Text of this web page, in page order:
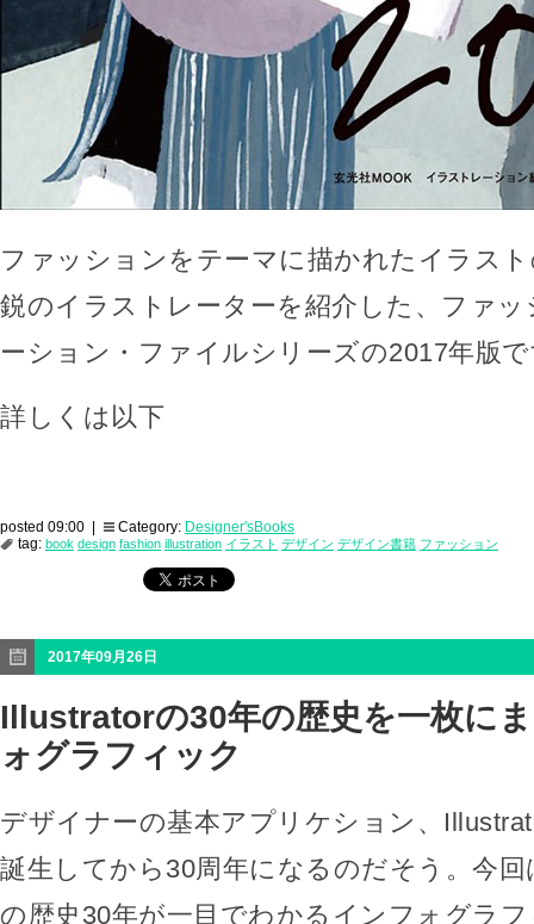
ファッションをテーマに描かれたイラス
鋭のイラストレーターを紹介した、ファ
ーション・ファイルシリーズの2017年版
詳しくは以下
posted 09:00 | Category: Designer'sBooks
tag: book design fashion illustration イラスト デザイン デザイン書籍 ファッション
2017年09月26日
Illustratorの30年の歴史を一枚に
ォグラフィック
デザイナーの基本アプリケション、
誕生してから30周年になるのだそう。今
の歴史30年が一目でわかるインフォグラ